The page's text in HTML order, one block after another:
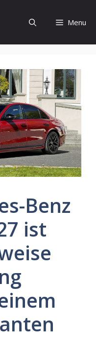
Menu
Benz
ist